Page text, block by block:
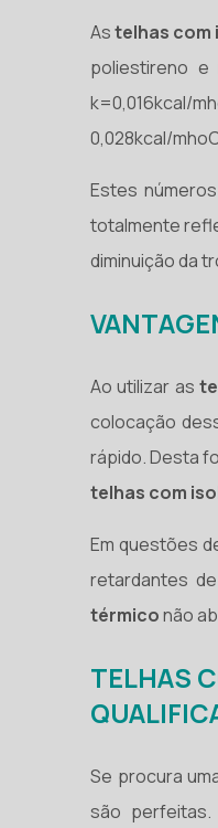
Astelhas com
poliestireno e
k=0,016kcal/
0,028kcal/
Estes
totalmente
diminuição da
Ao utilizar as
colocação
rápido. Desta
telhas com
Em questões
retardantes
térmiconão
TELHAS
Se procura
são perfeitas.